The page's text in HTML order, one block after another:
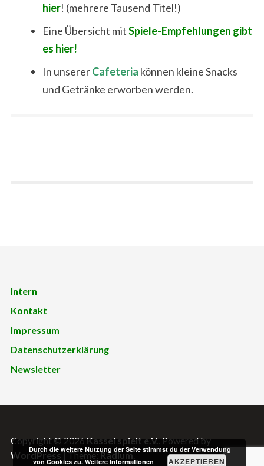
hier! (mehrere Tausend Titel!)
Eine Übersicht mitSpiele-Empfehlungen gibt
es hier!
In unsererCafeteria können kleine Snacks
und Getränke erworben werden.
Intern
Kontakt
Impressum
Datenschutzerklärung
Newsletter
Copyright © 2026Kassel spielt e.V.. Powered by
WordPress |Theme:Radium.
Durch die weitere Nutzung der Seite stimmst du der Verwendung
von Cookies zu.Weitere Informationen AKZEPTIEREN